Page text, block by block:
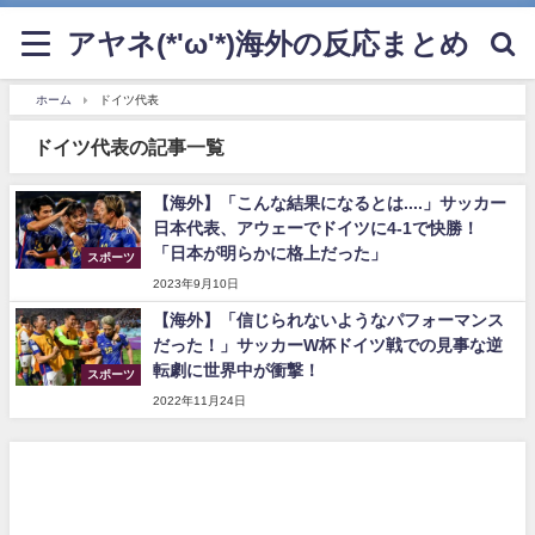
アヤネ(*'ω'*)海外の反応まとめ
ホーム ドイツ代表
ドイツ代表の記事一覧
スポーツ
【海外】「こんな結果になるとは....」サッカー
日本代表、アウェーでドイツに4-1で快勝！
「日本が明らかに格上だった」
2023年9月10日
スポーツ
【海外】「信じられないようなパフォーマンス
だった！」サッカーW杯ドイツ戦での見事な逆
転劇に世界中が衝撃！
2022年11月24日